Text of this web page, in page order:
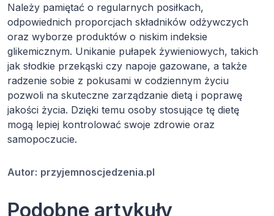
Należy pamiętać o regularnych posiłkach,
odpowiednich proporcjach składników odżywczych
oraz wyborze produktów o niskim indeksie
glikemicznym. Unikanie pułapek żywieniowych, takich
jak słodkie przekąski czy napoje gazowane, a także
radzenie sobie z pokusami w codziennym życiu
pozwoli na skuteczne zarządzanie dietą i poprawę
jakości życia. Dzięki temu osoby stosujące tę dietę
mogą lepiej kontrolować swoje zdrowie oraz
samopoczucie.
Autor: przyjemnoscjedzenia.pl
Podobne artykuły